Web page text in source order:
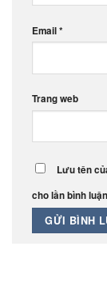
Email*
Trang web
Lưu tên
cho lần bình